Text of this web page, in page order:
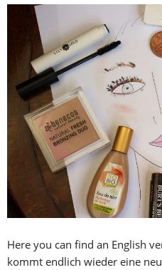
Here you can find an English
kommt endlich wieder eine